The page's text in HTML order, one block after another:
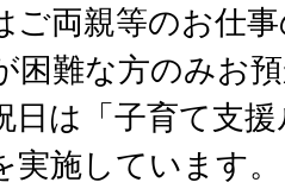
ご両親等のお仕
困難な方のみお
日は「子育て支
実施しています。